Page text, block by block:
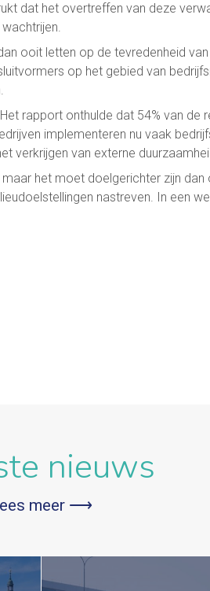
dat het overtreffen van deze
ooit letten op de tevredenheid
op het gebied van
rapport onthulde dat 54% van de
implementeren nu vaak
verkrijgen van externe
het moet doelgerichter zijn
nastreven. In een
nieuws
meer ⟶